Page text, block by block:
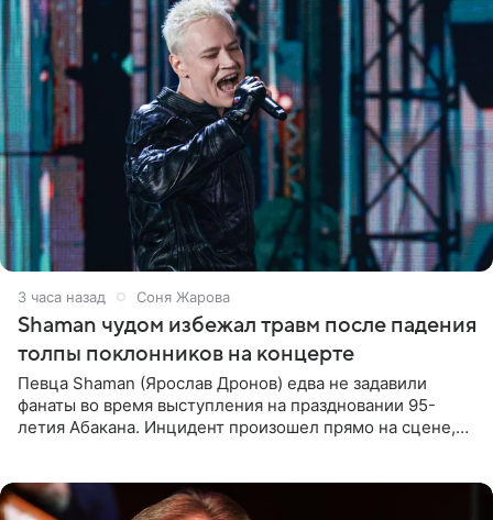
3 часа назад Соня Жарова
Shaman чудом избежал травм после падения
толпы поклонников на концерте
Певца Shaman (Ярослав Дронов) едва не задавили
фанаты во время выступления на праздновании 95-
летия Абакана. Инцидент произошел прямо на сцене,